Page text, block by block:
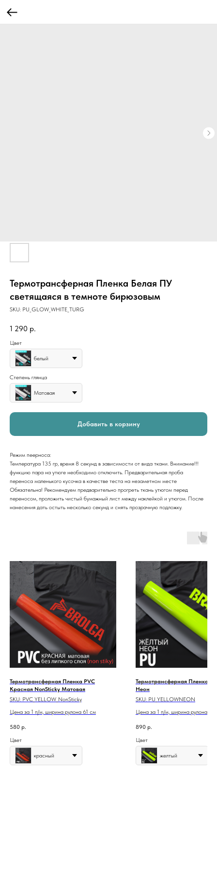
Термотрансферная Пленка Белая ПУ
светящаяся в темноте бирюзовым
SKU: PU_GLOW_WHITE_TURG
1 290 р.
Цвет
белый
Степень глянца
Матовая
Добавить в корзину
Режим пеерноса:
Температура 135 гр, время 8 секунд в зависимости от вида ткани. Внимание!!!
функцию пара на утюге необходимо отключить. Предварительная проба
переноса маленького кусочка в качестве теста на незаметном месте
Обязательна! Рекомендуем предварительно прогреть ткань утюгом перед
переносом, проложить чистый бумажный лист между наклейкой и утюгом. После
нанесения дать остыть несколько секунд и снять прозрачную подложку.
Термотрансферная Пленка PVС
Красная NonStiсky Матовая
SKU: PVC_YELLOW_NonSticky
Цена за 1 п/м, ширина рулона 61 см
580 р.
Цвет
красный
Термотрансферная Пленка
Неон
SKU: PU_YELLOWNEON
Цена за 1 п/м, ширина рулона 50
890 р.
Цвет
желтый